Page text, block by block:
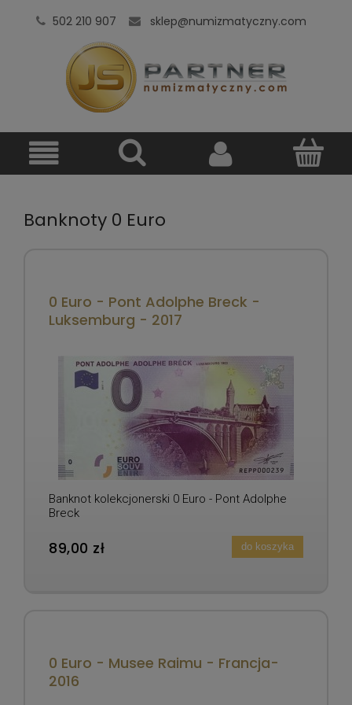
502 210 907 sklep@numizmatyczny.com
Banknoty 0 Euro
0 Euro - Pont Adolphe Breck -
Luksemburg - 2017
Banknot kolekcjonerski 0 Euro - Pont Adolphe
Breck
89,00 zł do koszyka
0 Euro - Musee Raimu - Francja-
2016